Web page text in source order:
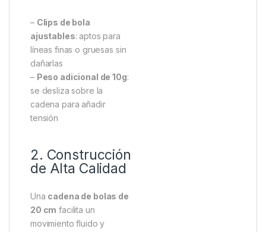
– Clips de bola
ajustables: aptos para
líneas finas o gruesas sin
dañarlas
– Peso adicional de 10g:
se desliza sobre la
cadena para añadir
tensión
2. Construcción
de Alta Calidad
Una cadena de bolas de
20 cm facilita un
movimiento fluido y